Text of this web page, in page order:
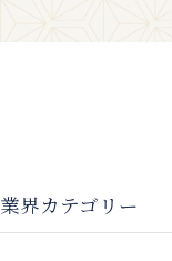
業界カテゴリー